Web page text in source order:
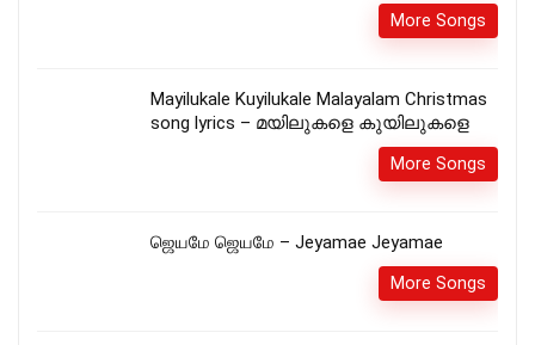
More Songs
Mayilukale Kuyilukale Malayalam Christmas
song lyrics – മയിലുകളെ കുയിലുകളെ
More Songs
ஜெயமே ஜெயமே – Jeyamae Jeyamae
More Songs